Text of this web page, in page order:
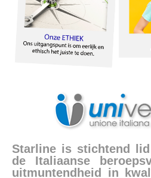
Starline is stichtend lid
de Italiaanse
uitmuntendheid in